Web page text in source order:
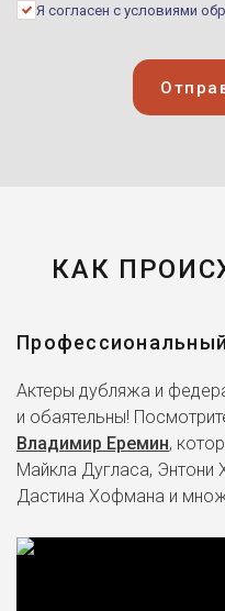
Я согласен с условиями
КАК
Актеры дубляжа и
и обаятельны!
Владимир Еремин,
Майкла Дугласа, Энтони
Дастина Хофмана и